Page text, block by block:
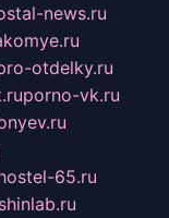
news.ru
otdelky.ru
porno-vk.ru
65.ru